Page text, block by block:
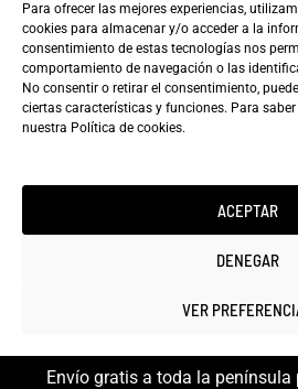
Para ofrecer las mejores experiencias,
cookies para almacenar y/o acceder a la
consentimiento de estas tecnologías nos
comportamiento de navegación o las
No consentir o retirar el consentimiento,
ciertas características y funciones. Para
nuestra Política de cookies.
ACEPTAR
DENEGAR
VER
Tarifa de Envío
4,90€
Entrega Rápida
24-72h
Copyright ©2025
Envío gratis a toda la península